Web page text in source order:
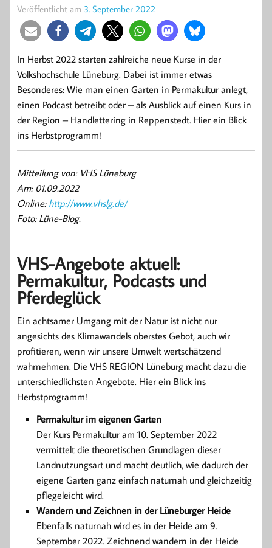
Veröffentlicht am 3. September 2022
In Herbst 2022 starten zahlreiche neue Kurse in der
Volkshochschule Lüneburg. Dabei ist immer etwas
Besonderes: Wie man einen Garten in Permakultur anlegt,
einen Podcast betreibt oder – als Ausblick auf einen Kurs in
der Region – Handlettering in Reppenstedt. Hier ein Blick
ins Herbstprogramm!
Mitteilung von: VHS Lüneburg
Am: 01.09.2022
Online: http://www.vhslg.de/
Foto: Lüne-Blog.
VHS-Angebote aktuell:
Permakultur, Podcasts und
Pferdeglück
Ein achtsamer Umgang mit der Natur ist nicht nur
angesichts des Klimawandels oberstes Gebot, auch wir
profitieren, wenn wir unsere Umwelt wertschätzend
wahrnehmen. Die VHS REGION Lüneburg macht dazu die
unterschiedlichsten Angebote. Hier ein Blick ins
Herbstprogramm!
Permakultur im eigenen Garten
Der Kurs Permakultur am 10. September 2022
vermittelt die theoretischen Grundlagen dieser
Landnutzungsart und macht deutlich, wie dadurch der
eigene Garten ganz einfach naturnah und gleichzeitig
pflegeleicht wird.
Wandern und Zeichnen in der Lüneburger Heide
Ebenfalls naturnah wird es in der Heide am 9.
September 2022. Zeichnend wandern in der Heide